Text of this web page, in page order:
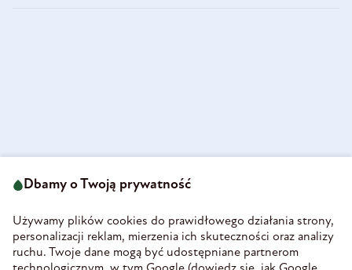
58-160 Świebodzice
REGON 890213034
INFORMACJE
Dbamy o Twoją prywatność
Używamy plików cookies do prawidłowego działania strony,
personalizacji reklam, mierzenia ich skuteczności oraz analizy
ruchu. Twoje dane mogą być udostępniane partnerom